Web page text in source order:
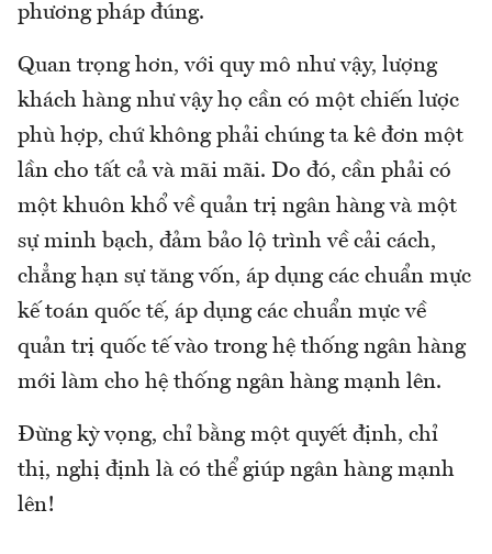
phương pháp đúng.
Quan trọng hơn, với quy mô như vậy, lượng
khách hàng như vậy họ cần có một chiến lược
phù hợp, chứ không phải chúng ta kê đơn một
lần cho tất cả và mãi mãi. Do đó, cần phải có
một khuôn khổ về quản trị ngân hàng và một
sự minh bạch, đảm bảo lộ trình về cải cách,
chẳng hạn sự tăng vốn, áp dụng các chuẩn mực
kế toán quốc tế, áp dụng các chuẩn mực về
quản trị quốc tế vào trong hệ thống ngân hàng
mới làm cho hệ thống ngân hàng mạnh lên.
Đừng kỳ vọng, chỉ bằng một quyết định, chỉ
thị, nghị định là có thể giúp ngân hàng mạnh
lên!